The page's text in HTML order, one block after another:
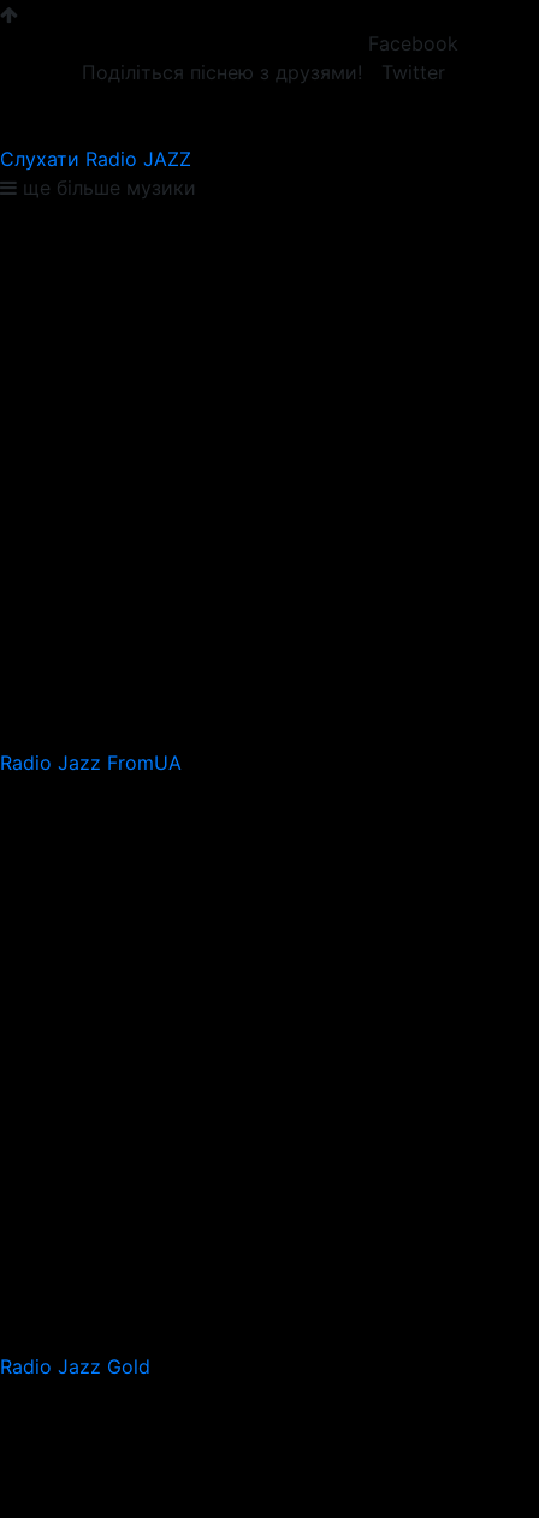
Поділіться піснею з друзями!
Facebook
Twitter
Слухати Radio JAZZ
ще більше музики
Radio Jazz FromUA
Radio Jazz Gold